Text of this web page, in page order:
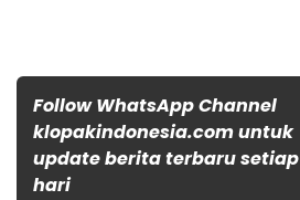
Follow WhatsApp Channel
klopakindonesia.com untuk
update berita terbaru setiap
hari